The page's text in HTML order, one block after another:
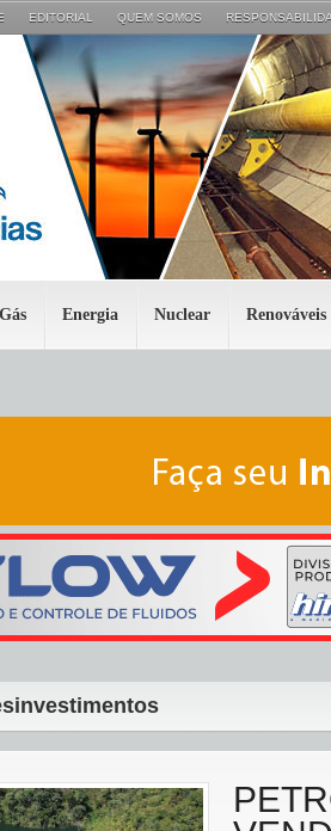
EDITORIAL QUEM SOMOS
Energia Nuclear Renováveis